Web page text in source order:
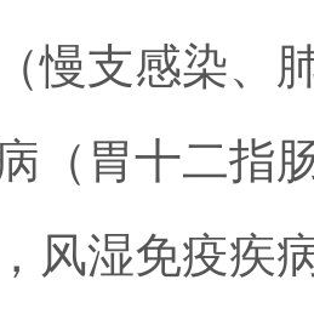
慢支感染、
（胃十二指
风湿免疫疾